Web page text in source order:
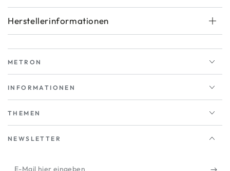
Herstellerinformationen
METRON
INFORMATIONEN
THEMEN
NEWSLETTER
E-